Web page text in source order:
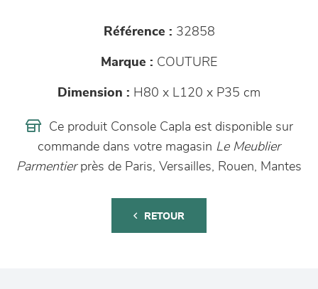
Référence : 32858
Marque : COUTURE
Dimension : H80 x L120 x P35 cm
Ce produit Console Capla est disponible sur
commande dans votre magasin Le Meublier
Parmentierprès de Paris, Versailles, Rouen, Mantes
RETOUR